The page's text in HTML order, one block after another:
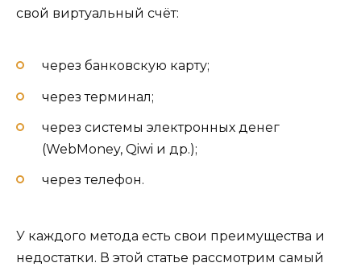
свой виртуальный счёт:
через банковскую карту;
через терминал;
через системы электронных денег
(WebMoney, Qiwi и др.);
через телефон.
У каждого метода есть свои преимущества и
недостатки. В этой статье рассмотрим самый